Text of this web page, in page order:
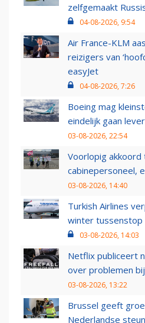
zelfgemaakt
04-08-2026, 9:54
Air France-KLM
reizigers van
easyJet
04-08-2026, 7:26
Boeing mag
eindelijk gaan
03-08-2026, 22:54
Voorlopig akkoord
cabinepersoneel,
03-08-2026, 14:40
Turkish Airlines
winter tussenstop
03-08-2026, 14:03
Netflix publiceert
over problemen
03-08-2026, 13:22
Brussel geeft
Nederlandse